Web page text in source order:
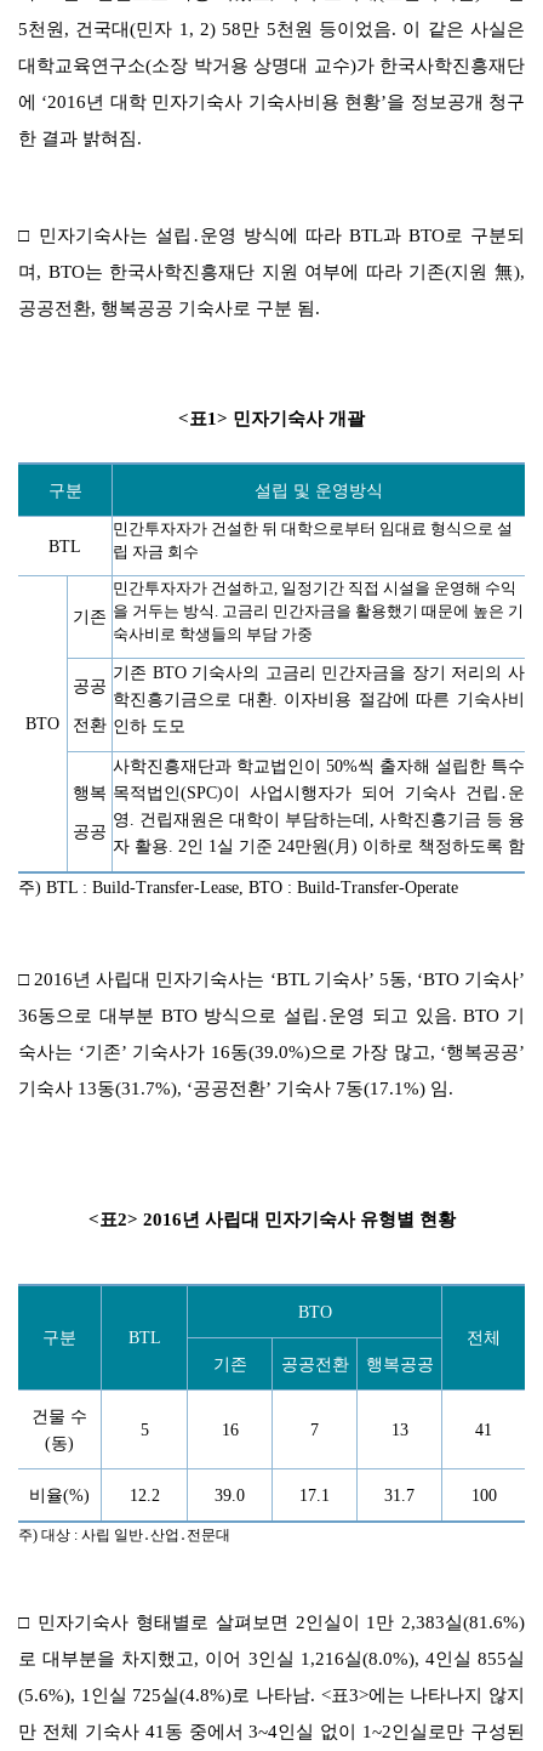
5천원, 건국대(민자 1, 2) 58만 5천원 등이었음. 이 같은 사실은
대학교육연구소(소장 박거용 상명대 교수)가 한국사학진흥재단
에 ‘2016년 대학 민자기숙사 기숙사비용 현황’을 정보공개 청구
한 결과 밝혀짐.
□ 민자기숙사는 설립 ․운영 방식에 따라 BTL과 BTO로 구분되
며 , BTO는 한국사학진흥재단 지원 여부에 따라 기존(지원 無),
공공전환, 행복공공 기숙사로 구분 됨.
<표1> 민자기 숙사 개괄
구분 설립 및 운영방식
BTL
민간투자자가 건설한 뒤 대학으로부터 임대료 형식으로 설
립 자금 회수
BTO
기존
민간투자자가 건설하고, 일정기간 직접 시설을 운영해 수익
을 거두는 방식 . 고금리 민간자금을 활용했기 때문에 높은 기
숙사비로 학생들의 부담 가중
공공
전환
기존 BTO 기숙사의 고금리 민간자금을 장기 저리의 사
학진흥기금으로 대환. 이자비용 절감에 따른 기숙사비
인하 도모
행복
공공
사학진흥재단과 학교법인이 50%씩 출자해 설립한 특수
목적법인(SPC)이 사업시행자가 되어 기숙사 건립 ․ 운
영 . 건립재원은 대학이 부담하는데 , 사학진흥기금 등 융
자 활용. 2인 1실 기준 24만원(月 ) 이하로 책정하도록 함
주) BTL : Build-Transfer-Lease, BTO : Build-Transfer-Operate
□2016년 사립대 민자기숙사는 ‘BTL 기숙사’ 5동, ‘BTO 기숙사’
36동으로 대부분 BTO 방식으로 설립 ․운영 되고 있음. BTO 기
숙사는 ‘기존’ 기숙사가 16동(39.0%)으로 가장 많고, ‘행복공공’
기숙사 13동(31.7%), ‘공공전환’ 기숙사 7동(17.1%) 임.
<표2> 2016년 사립대 민자기숙사유형별 현황
구분 BTL
BTO
전체
기존
공공전환 행복공공
건물 수
(동)
5 16 7 13 41
비율(%) 12.2 39.0 17.1 31.7 100
주) 대상 : 사립 일반․산업 ․ 전문대
□ 민자기숙사 형태별로 살펴보면 2인실이 1만2,383실(81.6%)
로 대부분을 차지했고, 이어 3인실 1,216실(8.0%), 4인실855실
(5.6%), 1인실 725실(4.8%)로 나타남. <표3>에는 나타나지 않지
만 전체 기숙사 41동 중에서3~4인실 없이 1~2인실로만 구성된